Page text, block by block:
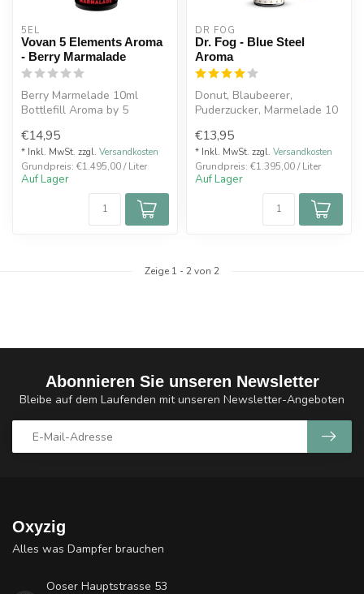
5EL
Vovan 5 Elements Aroma
- Berry Marmalade
Berry Marmelade 10ml
Bottlefill Aroma by 5
cremig-vollmun...
€14,95
* Inkl. MwSt. zzgl. Versandkosten
Grundpreis: €1.495,00 / Liter
Auf Lager
DR FOG
Dr. Fog - Blue Steel
Aroma
Donut, Blaubeerer,
Puderzucker, Marmelade 10
Leerflasche...
€13,95
* Inkl. MwSt. zzgl. Versandkosten
Grundpreis: €1.395,00 / Liter
Auf Lager
Zeige 1 - 2von 2
Abonnieren Sie unseren Newsletter
Bleibe auf dem Laufenden mit unseren Newsletter-Angeboten
Oxyzig
Alles was Dampfer brauchen
Ooser Hauptstrasse 53